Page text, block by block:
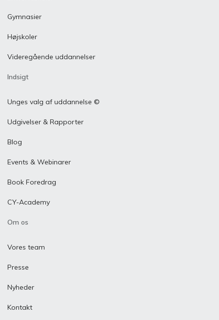
Gymnasier
Højskoler
Videregående uddannelser
Indsigt
Unges valg af uddannelse ©
Udgivelser & Rapporter
Blog
Events & Webinarer
Book Foredrag
CY-Academy
Om os
Vores team
Presse
Nyheder
Kontakt